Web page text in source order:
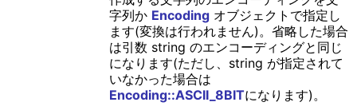
字列か Encodingオブジェクトで指定し
ます(変換は行われません)。省略した場合
は引数 string のエンコーディングと同じ
になります(ただし、string が指定されて
いなかった場合は
Encoding::ASCII_8BITになります)。